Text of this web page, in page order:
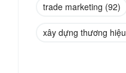
trade marketing (92)
xây dựng thương hiệu